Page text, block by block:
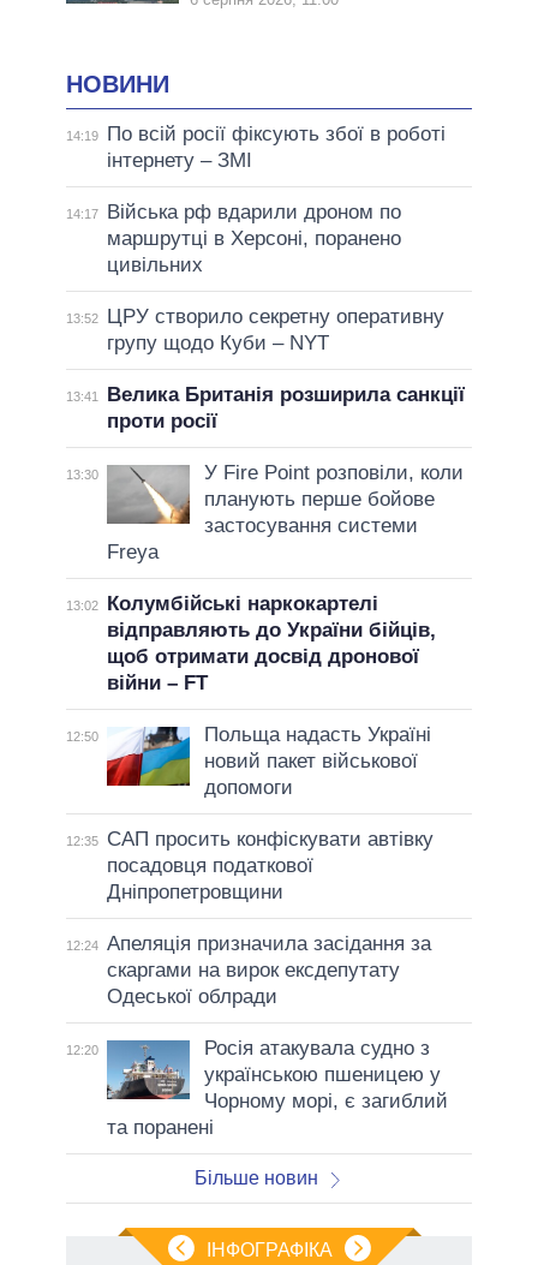
НОВИНИ
14:19
По всій росії фіксують збої в роботі
інтернету – ЗМІ
14:17
Війська рф вдарили дроном по
маршрутці в Херсоні, поранено
цивільних
13:52
ЦРУ створило секретну оперативну
групу щодо Куби – NYT
13:41
Велика Британія розширила санкції
проти росії
13:30
У Fire Point розповіли, коли
планують перше бойове
застосування системи
Freya
13:02
Колумбійські наркокартелі
відправляють до України бійців,
щоб отримати досвід дронової
війни – FT
12:50
Польща надасть Україні
новий пакет військової
допомоги
12:35
САП просить конфіскувати автівку
посадовця податкової
Дніпропетровщини
12:24 Апеляція призначила засідання за
скаргами на вирок ексдепутату
Одеської облради
12:20
Росія атакувала судно з
українською пшеницею у
Чорному морі, є загиблий
та поранені
Більше новин
ІНФОГРАФІКА